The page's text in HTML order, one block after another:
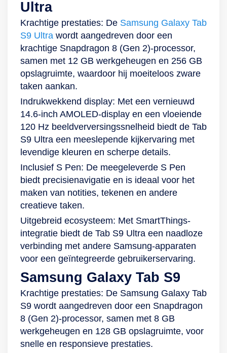
heeft 3 camera’s:
twee 8-
megapixelcamera’s
aan de achterkant
en een 12-
aan de voorkant. De
laatste camera met
ultragroothoeklens
heeft een upgrade
gekregen. Hierdoor
is bijvoorbeeld
videobellen nog
relaxter, omdat je
wordt op jou. De 3
microfoons en 2
stereospeakers van
AKG zorgen ervoor
dat je goed
verstaanbaar bent
en je de ander ook
goed verstaat. Het is
wel belangrijk dat je
een goede
inbegrepen om
makkelijk te
navigeren en
creatieve
kunstwerken te
videobellen met een
grote accu De
Galaxy Tab S9 FE
heeft 2 camera’s:
een 8-
megapixelcamera
aan de achterkant
en een 12-
laatste camera met
ultragroothoeklens
heeft een upgrade
gekregen. Hierdoor
is bijvoorbeeld
videobellen nog
relaxter, omdat je
goed in beeld bent
en dit gecentreerd
wordt op jou. De 3
vrije loop en leg alle
hoogtepunten vast
in scherpe resolutie.
goed hoorbaar!
Verder hoef jij je
geen zorgen te
maken over de
kijktijd. Deze
een 5.100mAh-
batterij die bij
normaal gebruik
lang meegaat. Ga
voor de Galaxy
Experience De Tab
A9 is alweer een
ster die je laat
Experience. Zo is de
nieuwste versie van
OneUI aanwezig om
soepel door apps te
navigeren,
instellingen aan te
passen en je
favoriete widgets te
kiezen. Deze
gebruikersinterface,
Ultra
Krachtige prestaties: De Samsung Galaxy Tab
S9 Ultra wordt aangedreven door een
krachtige Snapdragon 8 (Gen 2)-processor,
samen met 12 GB werkgeheugen en 256 GB
opslagruimte, waardoor hij moeiteloos zware
taken aankan.
Indrukwekkend display: Met een vernieuwd
14.6-inch AMOLED-display en een vloeiende
120 Hz beeldverversingssnelheid biedt de Tab
S9 Ultra een meeslepende kijkervaring met
levendige kleuren en scherpe details.
Inclusief S Pen: De meegeleverde S Pen
biedt precisienavigatie en is ideaal voor het
maken van notities, tekenen en andere
creatieve taken.
Uitgebreid ecosysteem: Met SmartThings-
integratie biedt de Tab S9 Ultra een naadloze
verbinding met andere Samsung-apparaten
voor een geïntegreerde gebruikerservaring.
Samsung Galaxy Tab S9
Krachtige prestaties: De Samsung Galaxy Tab
S9 wordt aangedreven door een Snapdragon
8 (Gen 2)-processor, samen met 8 GB
werkgeheugen en 128 GB opslagruimte, voor
snelle en responsieve prestaties.